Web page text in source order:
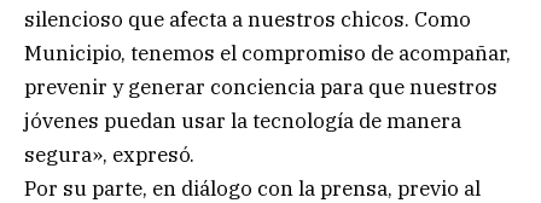
silencioso que afecta a nuestros chicos. Como
Municipio, tenemos el compromiso de acompañar,
prevenir y generar conciencia para que nuestros
jóvenes puedan usar la tecnología de manera
segura», expresó.
Por su parte, en diálogo con la prensa, previo al